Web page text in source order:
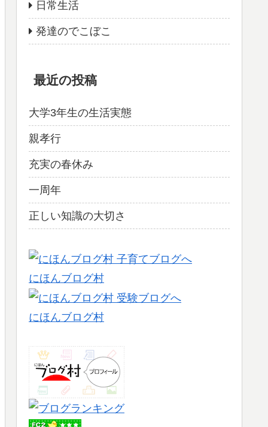
日常生活
発達のでこぼこ
最近の投稿
大学3年生の生活実態
親孝行
充実の春休み
一周年
正しい知識の大切さ
にほんブログ村
にほんブログ村